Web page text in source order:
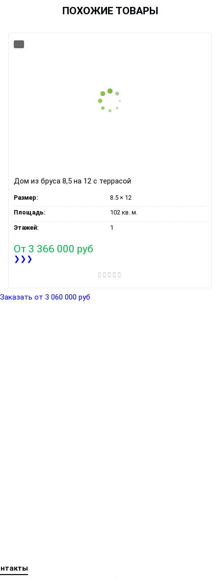
ПОХОЖИЕ ТОВАРЫ
Дом из бруса 8,5 на 12 с террасой
Размер: 8.5 × 12
Площадь: 102 кв. м.
Этажей: 1
От 3 366 000 руб
❯❯❯
Заказать от 3 060 000 руб